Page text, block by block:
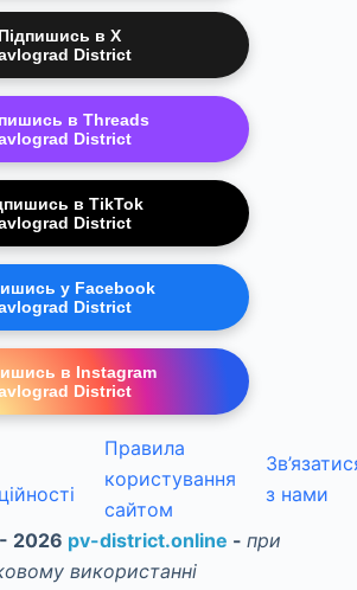
Підпишись в X
District
в Threads
District
в TikTok
District
у Facebook
District
в Instagram
District
Правила
користування
сайтом
з нами
2026 pv-district.online - при
використанні